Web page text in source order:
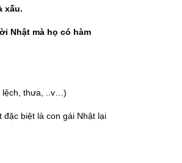
xấu.
Nhật mà họ có hàm
lệch, thưa, ..v…)
biệt là con gái Nhật lại